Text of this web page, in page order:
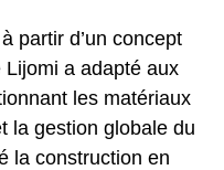
partir d’un concept
Lijomi a adapté aux
les matériaux
la gestion globale du
la construction en